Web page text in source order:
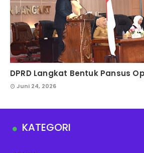
DPRD Langkat Bentuk Pansus
Juni 24, 2026
KATEGORI